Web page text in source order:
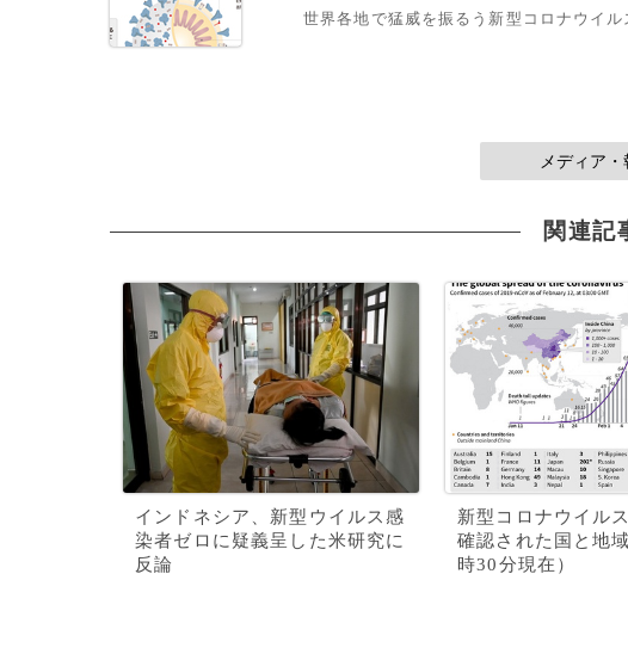
世界各地で猛威を振るう新型コロナウイル
メディア
関連記
インドネシア、新型ウイルス感
染者ゼロに疑義呈した米研究に
反論
新型コロナウイル
確認された国と地
時30分現在）